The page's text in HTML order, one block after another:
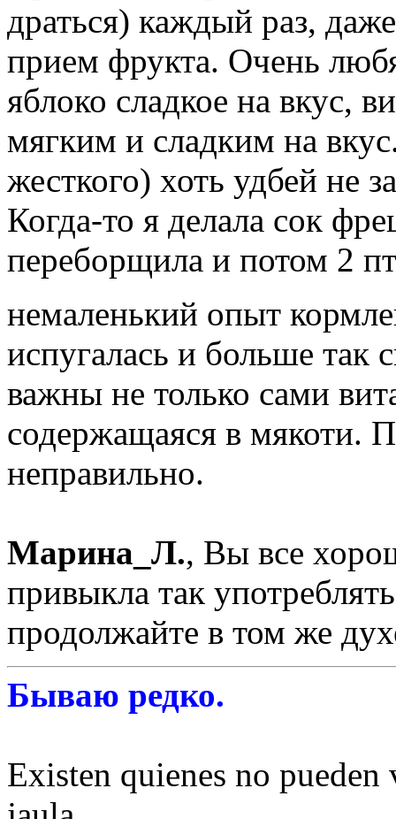
драться) каждый раз,
прием фрукта. Очень
яблоко сладкое на вкус,
мягким и сладким на
жесткого) хоть удбей не
Когда-то я делала сок
переборщила и потом 2
немаленький опыт
испугалась и больше так
важны не только сами
содержащаяся в мякоти.
неправильно.
Марина_Л., Вы все
привыкла так
продолжайте в том же
Бываю редко.
Existen quienes no